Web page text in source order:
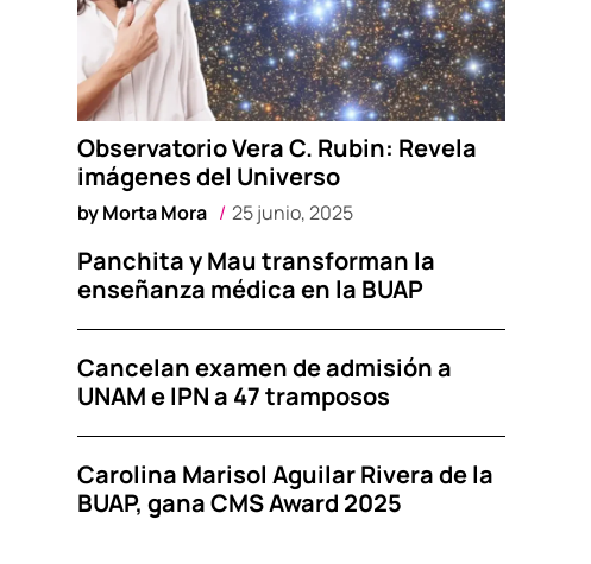
Observatorio Vera C. Rubin: Revela
imágenes del Universo
byMorta Mora 25 junio, 2025
Panchita y Mau transforman la
enseñanza médica en la BUAP
Cancelan examen de admisión a
UNAM e IPN a 47 tramposos
Carolina Marisol Aguilar Rivera de la
BUAP, gana CMS Award 2025